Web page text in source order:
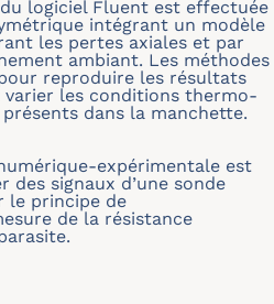
logiciel Fluent est effectuée
intégrant un modèle
les pertes axiales et par
ambiant. Les méthodes
reproduire les résultats
les conditions thermo-
dans la manchette.
expérimentale est
signaux d’une sonde
le principe de
de la résistance